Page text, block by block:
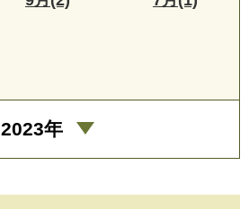
2023年